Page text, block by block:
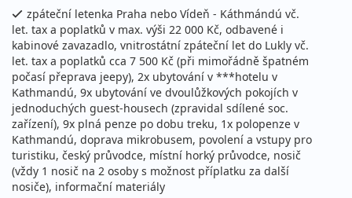
88 990 Kč
cena za 15 dní Podrobnosti
zpáteční letenka Praha nebo Vídeň - Káthmándú vč.
let. tax a poplatků v max. výši 22 000 Kč, odbavené i
kabinové zavazadlo, vnitrostátní zpáteční let do Lukly vč.
let. tax a poplatků cca 7 500 Kč (při mimořádně špatném
počasí přeprava jeepy), 2x ubytování v ***hotelu v
Kathmandú, 9x ubytování ve dvoulůžkových pokojích v
jednoduchých guest-housech (zpravidal sdílené soc.
zařízení), 9x plná penze po dobu treku, 1x polopenze v
Kathmandú, doprava mikrobusem, povolení a vstupy pro
turistiku, český průvodce, místní horký průvodce, nosič
(vždy 1 nosič na 2 osoby s možnost příplatku za další
nosiče), informační materiály